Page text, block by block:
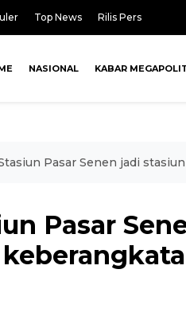
Top News Rilis Pers
NASIONAL KABAR
Pasar Senen jadi
Pasar